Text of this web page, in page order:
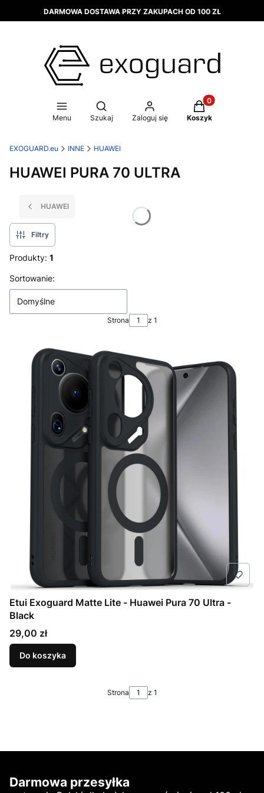
DARMOWA DOSTAWA PRZY ZAKUPACH OD 100 ZŁ
Menu
Otwórz wyszukiwarkę
Szukaj Zaloguj się
Produkty w
Koszyk
EXOGUARD.eu INNE HUAWEI
HUAWEI PURA 70 ULTRA
HUAWEI
Filtry
Produkty: 1
Lista produktów
Sortowanie:
Domyślne
Strona z 1
Etui Exoguard Matte Lite - Huawei Pura 70 Ultra -
Black
Cena
29,00 zł
Do koszyka
Strona z 1
Darmowa przesyłka